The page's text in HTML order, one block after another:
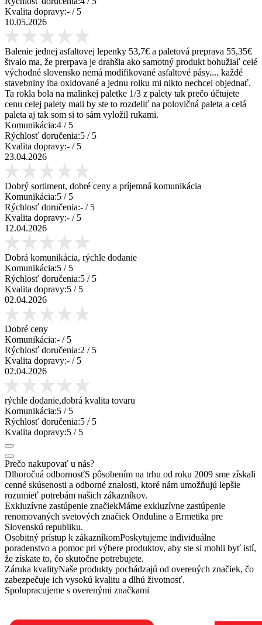
Kvalita dopravy:- / 5
10.05.2026
Balenie jednej asfaltovej lepenky 53,7€ a paletová preprava 55,35€
štvalo ma, že prerpava je drahšia ako samotný produkt bohužiaľ celé
východné slovensko nemá modifikované asfaltové pásy.... každé
stavebniny iba oxidované a jednu rolku mi nikto nechcel objednať.
Ta rokla bola na malinkej paletke 1/3 z palety tak prečo účtujete
cenu celej palety mali by ste to rozdeliť na polovičná paleta a celá
paleta aj tak som si to sám vyložil rukami.
Komunikácia:4 / 5
Rýchlosť doručenia:5 / 5
Kvalita dopravy:- / 5
23.04.2026
Dobrý sortiment, dobré ceny a príjemná komunikácia
Komunikácia:5 / 5
Rýchlosť doručenia:- / 5
Kvalita dopravy:- / 5
12.04.2026
Dobrá komunikácia, rýchle dodanie
Komunikácia:5 / 5
Rýchlosť doručenia:5 / 5
Kvalita dopravy:5 / 5
02.04.2026
Dobré ceny
Komunikácia:- / 5
Rýchlosť doručenia:2 / 5
Kvalita dopravy:- / 5
02.04.2026
rýchle dodanie,dobrá kvalita tovaru
Komunikácia:5 / 5
Rýchlosť doručenia:5 / 5
Kvalita dopravy:5 / 5
Prečo nakupovať u nás?
Dlhoročná odbornosťS pôsobením na trhu od roku 2009 sme získali
cenné skúsenosti a odborné znalosti, ktoré nám umožňujú lepšie
rozumieť potrebám našich zákazníkov.
Exkluzívne zastúpenie značiekMáme exkluzívne zastúpenie
renomovaných svetových značiek Onduline a Ermetika pre
Slovenskú republiku.
Osobitný prístup k zákazníkomPoskytujeme individuálne
poradenstvo a pomoc pri výbere produktov, aby ste si mohli byť istí,
že získate to, čo skutočne potrebujete.
Záruka kvalityNaše produkty pochádzajú od overených značiek, čo
zabezpečuje ich vysokú kvalitu a dlhú životnosť.
Spolupracujeme s overenými značkami